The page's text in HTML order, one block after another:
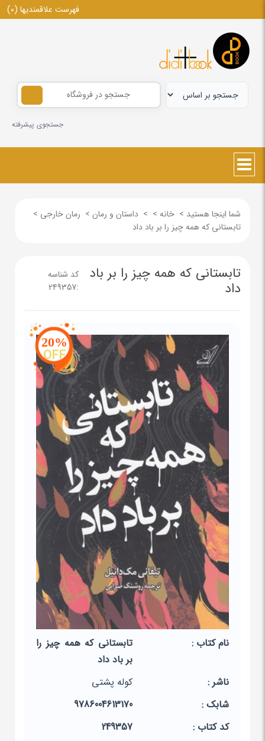
فهرست علاقمندیها (0)
جستجوی پیشرفته
شما اینجا هستید > خانه >
> داستان و رمان > رمان خارجی >
تابستانی که همه چیز را بر باد داد
تابستانی که همه چیز را بر باد
داد
کد شناسه
:
249357
20%
OFF
نام کتاب :
تابستانی که همه چیز را
بر باد داد
ناشر :
کوله پشتی
شابک :
9786004613170
کد کتاب :
249357